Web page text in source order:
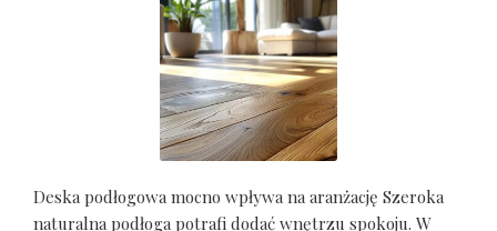
Deska podłogowa mocno wpływa na aranżację Szeroka
naturalna podłoga potrafi dodać wnętrzu spokoju. W